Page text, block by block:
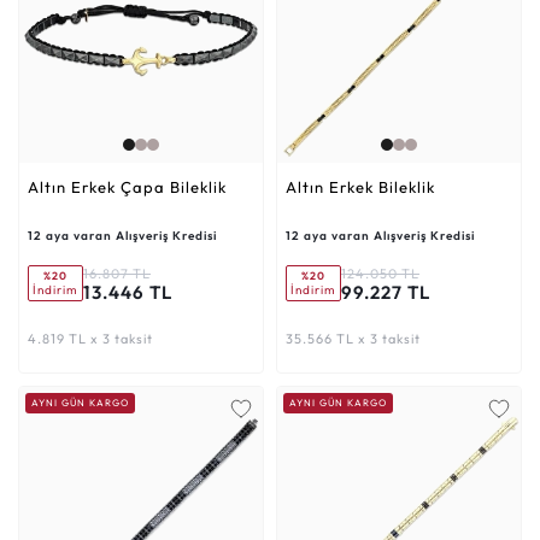
Altın Erkek Çapa Bileklik
12 aya varan Alışveriş Kredisi
%20
İndirim
16.807 TL
13.446 TL
4.819 TL x 3 taksit
Altın Erkek Bileklik
12 aya varan Alışveriş Kredisi
%20
İndirim
124.050 TL
99.227 TL
35.566 TL x 3 taksit
AYNI GÜN KARGO AYNI GÜN KARGO